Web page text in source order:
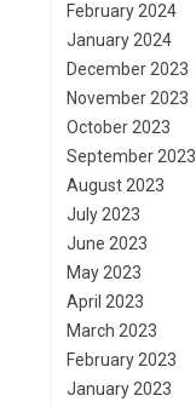
February 2024
January 2024
December 2023
November 2023
October 2023
September 2023
August 2023
July 2023
June 2023
May 2023
April 2023
March 2023
February 2023
January 2023